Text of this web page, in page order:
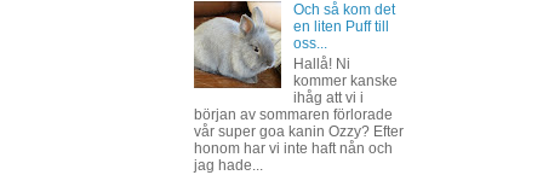
Och så kom det
en liten Puff till
oss...
Hallå! Ni
kommer kanske
ihåg att vi i
början av sommaren förlorade
vår super goa kanin Ozzy? Efter
honom har vi inte haft nån och
jag hade...